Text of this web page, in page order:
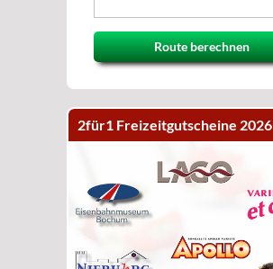
Route berechnen
2für1 Freizeitgutscheine 2026